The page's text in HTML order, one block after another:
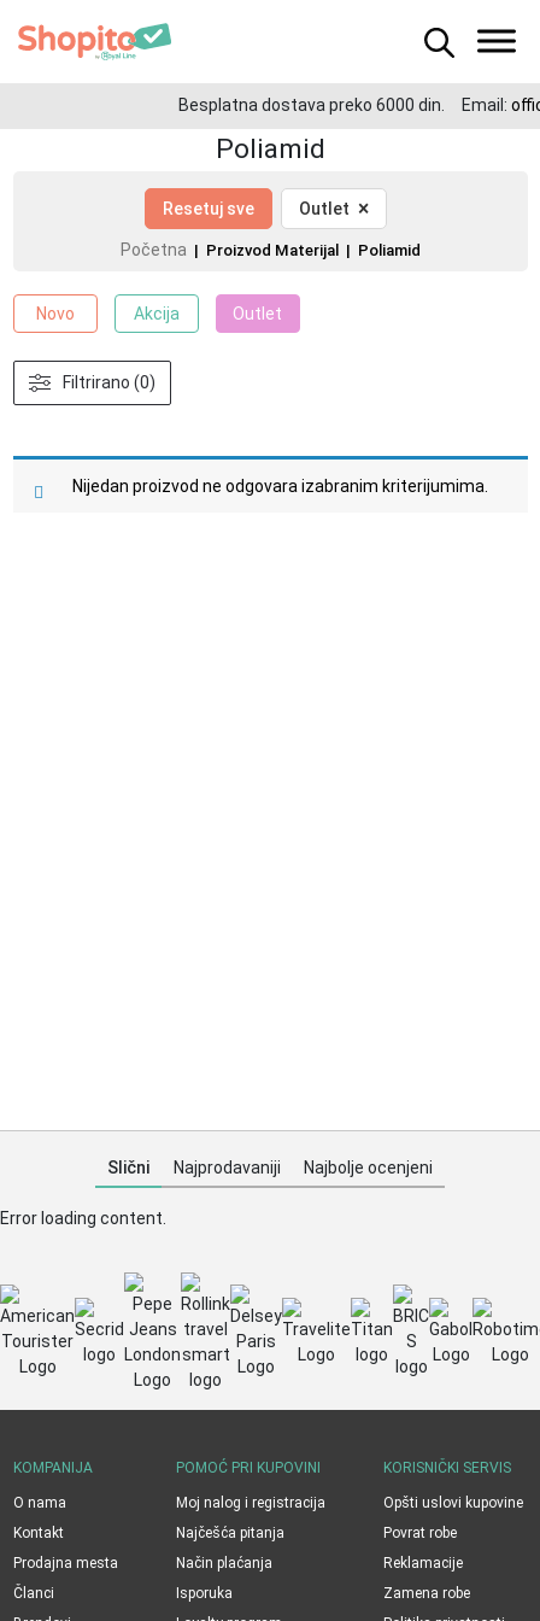
Besplatna dostava preko 6000 din. Email:
Poliamid
Resetuj sve Outlet ×
Početna | Proizvod Materijal | Poliamid
Novo Akcija Outlet
Filtrirano (0)
Nijedan proizvod ne odgovara izabranim kriterijumima.
Slični Najprodavaniji Najbolje ocenjeni
Error loading content.
KOMPANIJA
O nama
Kontakt
Prodajna mesta
Članci
POMOĆ PRI KUPOVINI
Moj nalog i registracija
Najčešća pitanja
Način plaćanja
Isporuka
KORISNIČKI SERVIS
Opšti uslovi kupovine
Povrat robe
Reklamacije
Zamena robe